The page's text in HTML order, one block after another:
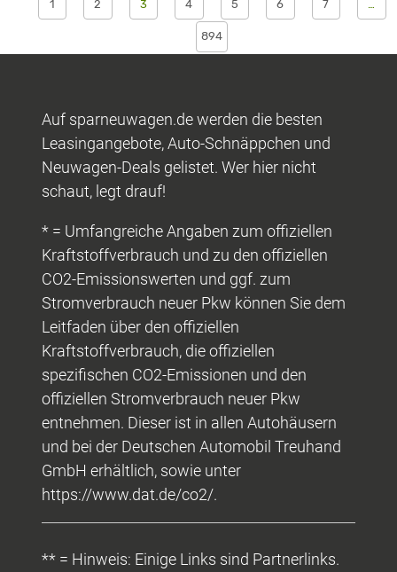
1 2 3 4 5 6 7
894
Auf sparneuwagen.de werden die besten
Leasingangebote, Auto-Schnäppchen und
Neuwagen-Deals gelistet. Wer hier nicht
schaut, legt drauf!
* = Umfangreiche Angaben zum offiziellen
Kraftstoffverbrauch und zu den offiziellen
CO2-Emissionswerten und ggf. zum
Stromverbrauch neuer Pkw können Sie dem
Leitfaden über den offiziellen
Kraftstoffverbrauch, die offiziellen
spezifischen CO2-Emissionen und den
offiziellen Stromverbrauch neuer Pkw
entnehmen. Dieser ist in allen Autohäusern
und bei der Deutschen Automobil Treuhand
GmbH erhältlich, sowie unter
https://www.dat.de/co2/.
** = Hinweis: Einige Links sind Partnerlinks.